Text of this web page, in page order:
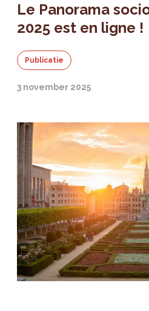
Le Panorama
2025 est en ligne !
Publicatie
3 november 2025